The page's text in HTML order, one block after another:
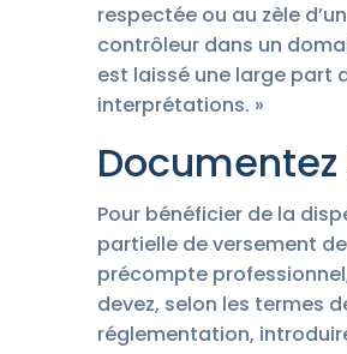
respectée ou au zèle d’un
contrôleur dans un
est laissé une large part
interprétations. »
Documentez
Pour bénéficier de la
partielle de versement de
précompte
devez, selon les termes
réglementation,